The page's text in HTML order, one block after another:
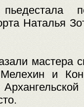
Наталья
мастера
и